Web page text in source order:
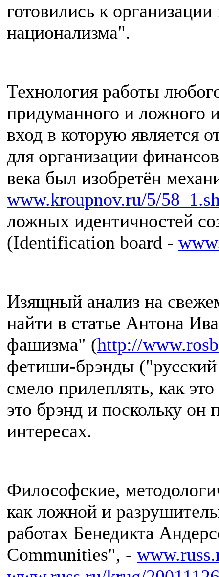
готовились к
национализма".
Технология работы
придуманного и ложного
вход в которую является
для организации
века был изобретён
www.kroupnov.ru/5/
ложных идентичностей
(Identification board -
Изящный анализ на
найти в статье Антона
фашизма" (http://
фетиши-брэнды
смело прилеплять, как
это брэнд и поскольку
интересах.
Философские,
как ложной и
работах Бенедикта
Communities", -